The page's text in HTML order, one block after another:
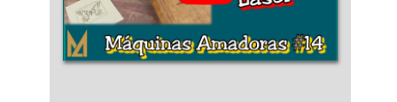
fatores.Isso tudo é a razão pela qual a FHTEC -
Máquinas, Peças e Serviços é uma empresa
que preza pela segurança quando se explana o